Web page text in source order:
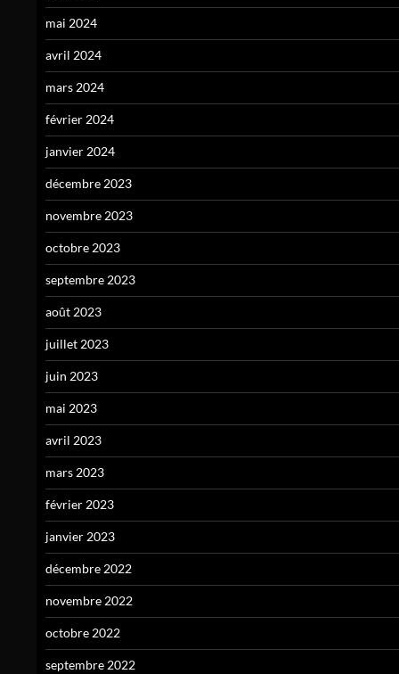
mai 2024
avril 2024
mars 2024
février 2024
janvier 2024
décembre 2023
novembre 2023
octobre 2023
septembre 2023
août 2023
juillet 2023
juin 2023
mai 2023
avril 2023
mars 2023
février 2023
janvier 2023
décembre 2022
novembre 2022
octobre 2022
septembre 2022